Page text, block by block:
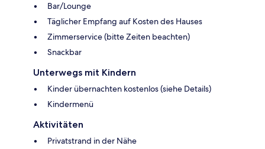
Bar/Lounge
Täglicher Empfang auf Kosten des Hauses
Zimmerservice (bitte Zeiten beachten)
Snackbar
Unterwegs mit Kindern
Kinder übernachten kostenlos (siehe Details)
Kindermenü
Aktivitäten
Privatstrand in der Nähe